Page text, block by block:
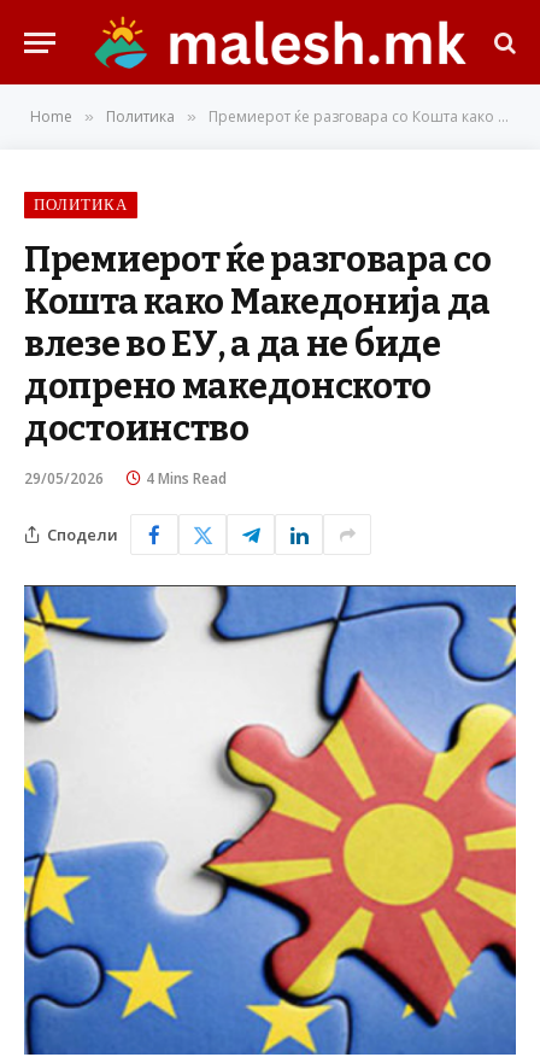
Home » Политика » Премиерот ќе разговара со Кошта како Македонија да влезе во ЕУ, а да не биде допрено македонското достоинство
ПОЛИТИКА
Премиерот ќе разговара со
Кошта како Македонија да
влезе во ЕУ, а да не биде
допрено македонското
достоинство
29/05/2026 4 Mins Read
Сподели